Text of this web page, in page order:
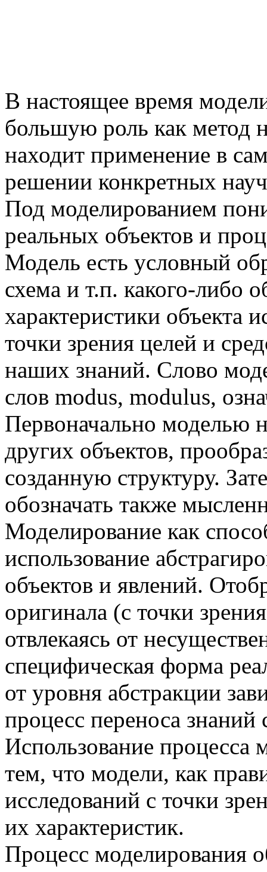
В настоящее время
большую роль как метод
находит применение в
решении конкретных
Под моделированием
реальных объектов и
Модель есть условный
схема и т.п. какого-либо
характеристики объекта
точки зрения целей и
наших знаний. Слово
слов modus, modulus,
Первоначально моделью
других объектов,
созданную структуру.
обозначать также
Моделирование как
использование
объектов и явлений.
оригинала (с точки
отвлекаясь от
специфическая форма
от уровня абстракции
процесс переноса знаний
Использование процесса
тем, что модели, как
исследований с точки
их характеристик.
Процесс моделирования